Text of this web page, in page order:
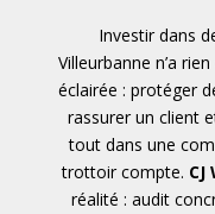
Investir dans
Villeurbanne n’a
éclairée : protéger
rassurer un client
tout dans une
trottoir compte. CJ
réalité : audit